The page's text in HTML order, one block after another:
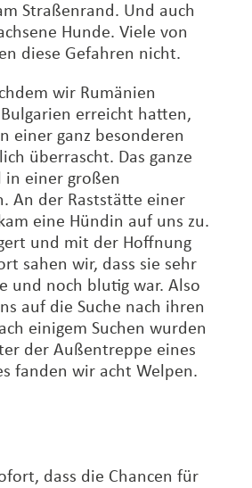
Straßenrand. Und auch
Hunde. Viele von
diese Gefahren nicht.
wir Rumänien
erreicht hatten,
einer ganz besonderen
überrascht. Das ganze
in einer großen
An der Raststätte einer
eine Hündin auf uns zu.
und mit der Hoffnung
sahen wir, dass sie sehr
und noch blutig war. Also
auf die Suche nach ihren
einigem Suchen wurden
der Außentreppe eines
fanden wir acht Welpen.
dass die Chancen für